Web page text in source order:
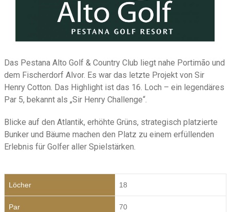
Das Pestana Alto Golf & Country Club liegt nahe Portimão und
dem Fischerdorf Alvor. Es war das letzte Projekt von Sir
Henry Cotton. Das Highlight ist das 16. Loch – ein legendäres
Par 5, bekannt als „Sir Henry Challenge“.
Blicke auf den Atlantik, erhöhte Grüns, strategisch platzierte
Bunker und Bäume machen den Platz zu einem erfüllenden
Erlebnis für Golfer aller Spielstärken.
Löcher 18
Par 70